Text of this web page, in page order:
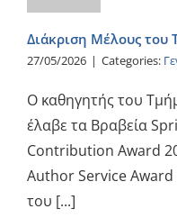
Διάκριση Μέλους του
27/05/2026 | Categories:
Ο καθηγητής του
έλαβε τα Βραβεία
Contribution Award
Author Service Award
του [...]